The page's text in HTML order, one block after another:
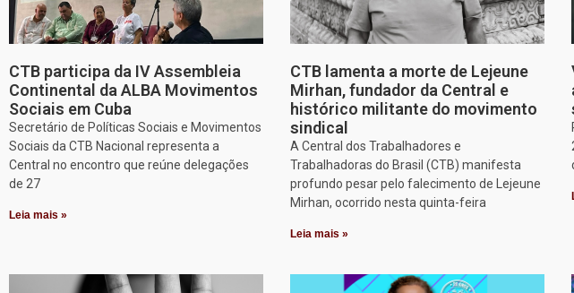
CTB participa da IV Assembleia
Continental da ALBA Movimentos
Sociais em Cuba
Secretário de Políticas Sociais e Movimentos
Sociais da CTB Nacional representa a
Central no encontro que reúne delegações
de 27
Leia mais »
CTB lamenta a morte de Lejeune
Mirhan, fundador da Central e
histórico militante do movimento
sindical
A Central dos Trabalhadores e
Trabalhadoras do Brasil (CTB) manifesta
profundo pesar pelo falecimento de Lejeune
Mirhan, ocorrido nesta quinta-feira
Leia mais »